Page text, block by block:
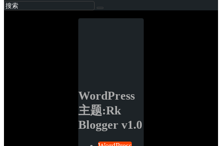
WordPress
主题:Rk
Blogger v1.0